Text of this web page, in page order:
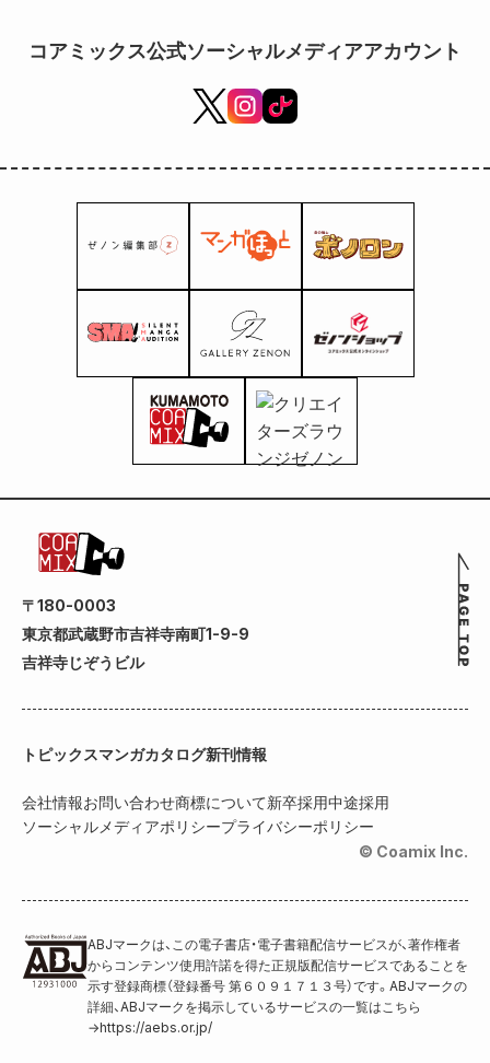
コアミックス公式ソーシャルメディアアカウント
〒180-0003
東京都武蔵野市吉祥寺南町1-9-9
吉祥寺じぞうビル
トピックスマンガカタログ新刊情報
会社情報お問い合わせ商標について新卒採用中途採用
ソーシャルメディアポリシープライバシーポリシー
© Coamix Inc.
ABJマークは、この電子書店・電子書籍配信サービスが、著作権者
からコンテンツ使用許諾を得た正規版配信サービスであることを
示す登録商標（登録番号 第６０９１７１３号）です。ABJマークの
詳細、ABJマークを掲示しているサービスの一覧はこちら
→https://aebs.or.jp/